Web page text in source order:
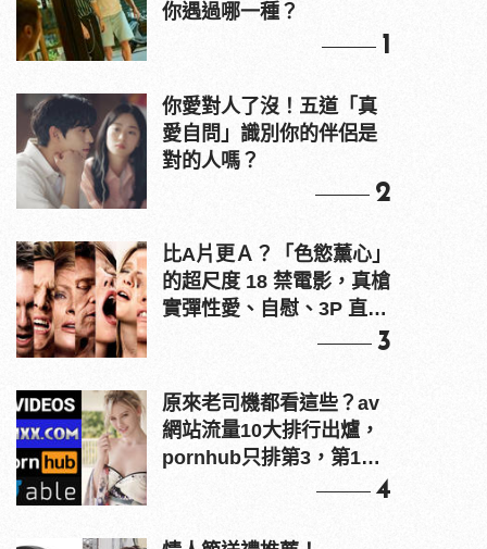
你遇過哪一種？
1
你愛對人了沒！五道「真
愛自問」識別你的伴侶是
對的人嗎？
2
比A片更Ａ？「色慾薰心」
的超尺度 18 禁電影，真槍
實彈性愛、自慰、3P 直接
3
原來老司機都看這些？av
網站流量10大排行出爐，
pornhub只排第3，第1名
4